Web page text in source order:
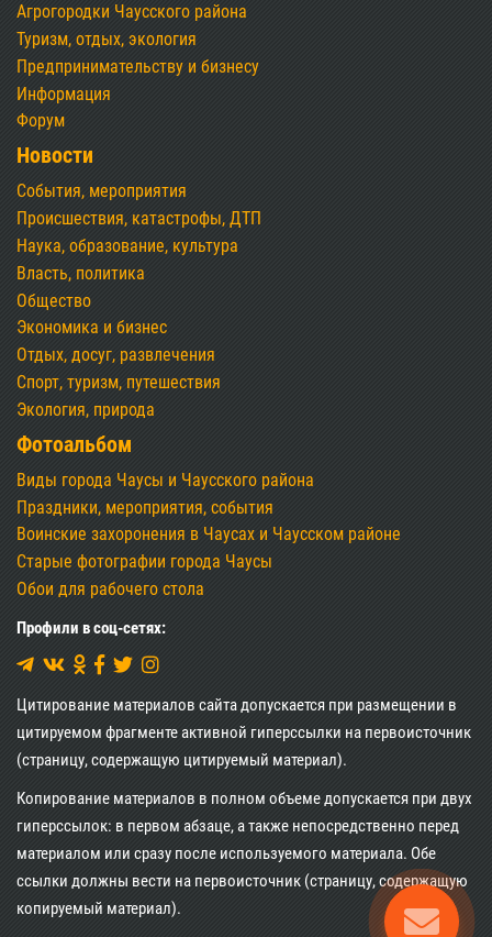
Агрогородки Чаусского района
Туризм, отдых, экология
Предпринимательству и бизнесу
Информация
Форум
Новости
События, мероприятия
Происшествия, катастрофы, ДТП
Наука, образование, культура
Власть, политика
Общество
Экономика и бизнес
Отдых, досуг, развлечения
Спорт, туризм, путешествия
Экология, природа
Фотоальбом
Виды города Чаусы и Чаусского района
Праздники, мероприятия, события
Воинские захоронения в Чаусах и Чаусском районе
Старые фотографии города Чаусы
Обои для рабочего стола
Профили в соц-сетях:
Цитирование материалов сайта допускается при размещении в
цитируемом фрагменте активной гиперссылки на первоисточник
(страницу, содержащую цитируемый материал).
Копирование материалов в полном объеме допускается при двух
гиперссылок: в первом абзаце, а также непосредственно перед
материалом или сразу после используемого материала. Обе
ссылки должны вести на первоисточник (страницу, содержащую
копируемый материал).